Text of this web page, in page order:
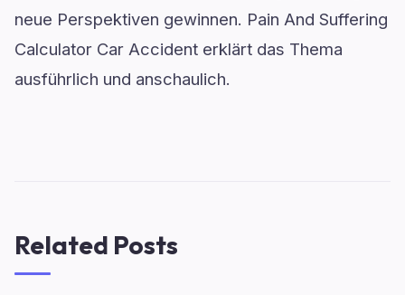
neue Perspektiven gewinnen. Pain And Suffering
Calculator Car Accident erklärt das Thema
ausführlich und anschaulich.
Related Posts